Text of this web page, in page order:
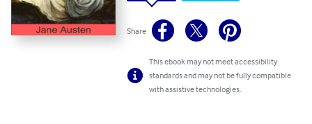
Share
This ebook may not meet accessibility
standards and may not be fully compatible
with assistive technologies.